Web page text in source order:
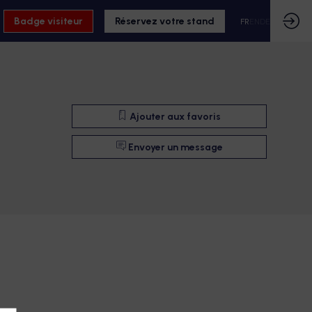
Badge visiteur Réservez votre stand FR
Ajouter aux favoris
Envoyer un message